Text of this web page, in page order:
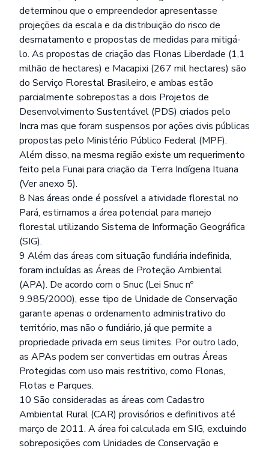
determinou que o empreendedor apresentasse
projeções da escala e da distribuição do risco de
desmatamento e propostas de medidas para mitigá-
lo. As propostas de criação das Flonas Liberdade (1,1
milhão de hectares) e Macapixi (267 mil hectares) são
do Serviço Florestal Brasileiro, e ambas estão
parcialmente sobrepostas a dois Projetos de
Desenvolvimento Sustentável (PDS) criados pelo
Incra mas que foram suspensos por ações civis públicas
propostas pelo Ministério Público Federal (MPF).
Além disso, na mesma região existe um requerimento
feito pela Funai para criação da Terra Indígena Ituana
(Ver anexo 5).
8 Nas áreas onde é possível a atividade florestal no
Pará, estimamos a área potencial para manejo
florestal utilizando Sistema de Informação Geográfica
(SIG).
9 Além das áreas com situação fundiária indefinida,
foram incluídas as Áreas de Proteção Ambiental
(APA). De acordo com o Snuc (Lei Snuc nº
9.985/2000), esse tipo de Unidade de Conservação
garante apenas o ordenamento administrativo do
território, mas não o fundiário, já que permite a
propriedade privada em seus limites. Por outro lado,
as APAs podem ser convertidas em outras Áreas
Protegidas com uso mais restritivo, como Flonas,
Flotas e Parques.
10 São consideradas as áreas com Cadastro
Ambiental Rural (CAR) provisórios e definitivos até
março de 2011. A área foi calculada em SIG, excluindo
sobreposições com Unidades de Conservação e